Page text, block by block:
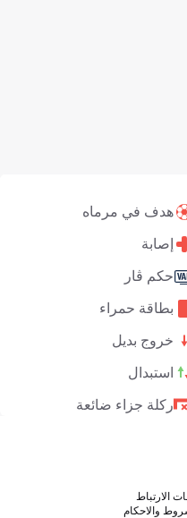
هدف في مرماه
إصابة
حكم ڤار
بطاقة حمراء
خروج بديل
استبدال
ركلة جزاء ضائعة
الارتباط
والاحكام